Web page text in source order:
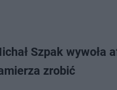
Szpak wywoła
zrobić